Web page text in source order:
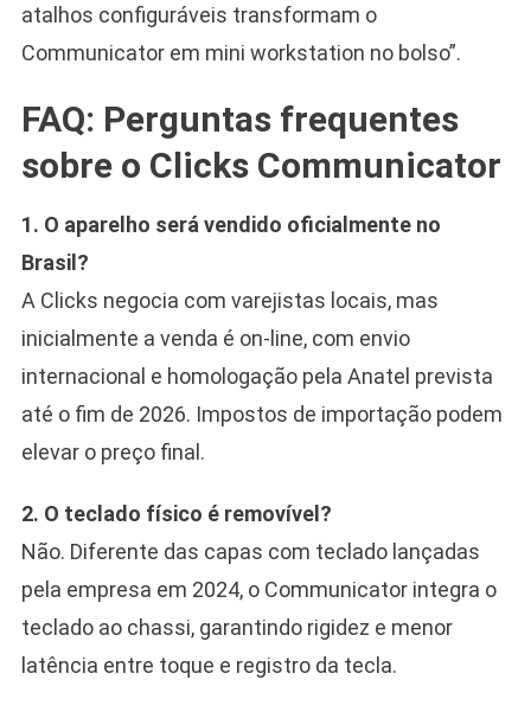
atalhos configuráveis transformam o
Communicator em mini workstation no bolso”.
FAQ: Perguntas frequentes
sobre o Clicks Communicator
1. O aparelho será vendido oficialmente no
Brasil?
A Clicks negocia com varejistas locais, mas
inicialmente a venda é on-line, com envio
internacional e homologação pela Anatel prevista
até o fim de 2026. Impostos de importação podem
elevar o preço final.
2. O teclado físico é removível?
Não. Diferente das capas com teclado lançadas
pela empresa em 2024, o Communicator integra o
teclado ao chassi, garantindo rigidez e menor
latência entre toque e registro da tecla.